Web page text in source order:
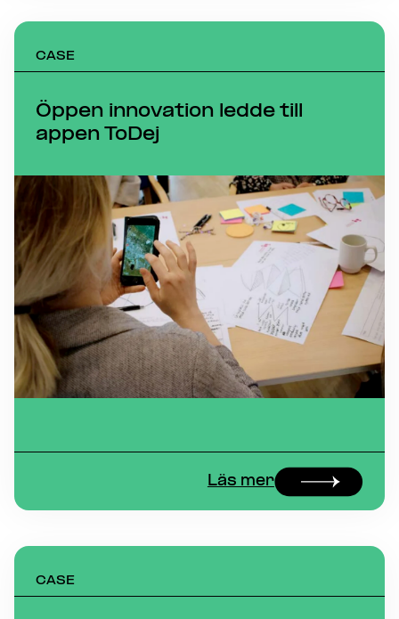
CASE
Öppen innovation ledde till
appen ToDej
Läs mer
CASE